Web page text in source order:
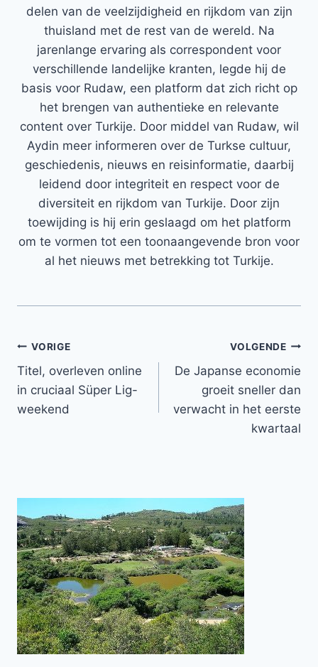
delen van de veelzijdigheid en rijkdom van zijn
thuisland met de rest van de wereld. Na
jarenlange ervaring als correspondent voor
verschillende landelijke kranten, legde hij de
basis voor Rudaw, een platform dat zich richt op
het brengen van authentieke en relevante
content over Turkije. Door middel van Rudaw, wil
Aydin meer informeren over de Turkse cultuur,
geschiedenis, nieuws en reisinformatie, daarbij
leidend door integriteit en respect voor de
diversiteit en rijkdom van Turkije. Door zijn
toewijding is hij erin geslaagd om het platform
om te vormen tot een toonaangevende bron voor
al het nieuws met betrekking tot Turkije.
Bericht
navigatie
VORIGE
Titel, overleven online
in cruciaal Süper Lig-
weekend
VOLGENDE
De Japanse economie
groeit sneller dan
verwacht in het eerste
kwartaal